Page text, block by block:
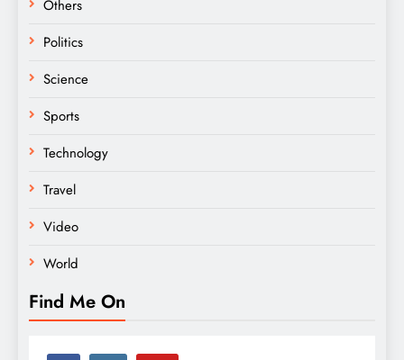
Others
Politics
Science
Sports
Technology
Travel
Video
World
Find Me On